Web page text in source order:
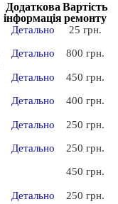
Додаткова
інформація
Детально
Детально
Детально
Детально
Детально
Детально
Детально
Вартість
ремонту
25 грн.
800 грн.
450 грн.
400 грн.
250 грн.
250 грн.
450 грн.
250 грн.